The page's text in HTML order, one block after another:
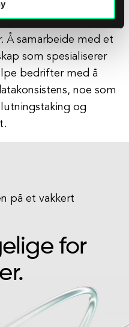
nøyaktige,
tvers av alle
Å samarbeide med et
som spesialiserer
bedrifter med å
noe som
og
på et vakkert
for